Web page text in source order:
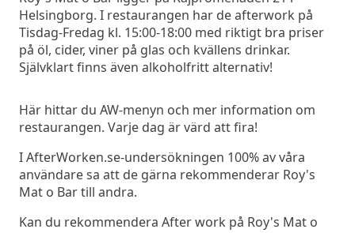
Helsingborg. I restaurangen har de afterwork på
Tisdag-Fredag kl. 15:00-18:00 med riktigt bra priser
på öl, cider, viner på glas och kvällens drinkar.
Självklart finns även alkoholfritt alternativ!
Här hittar du AW-menyn och mer information om
restaurangen. Varje dag är värd att fira!
I AfterWorken.se-undersökningen 100% av våra
användare sa att de gärna rekommenderar Roy's
Mat o Bar till andra.
Kan du rekommendera After work på Roy's Mat o